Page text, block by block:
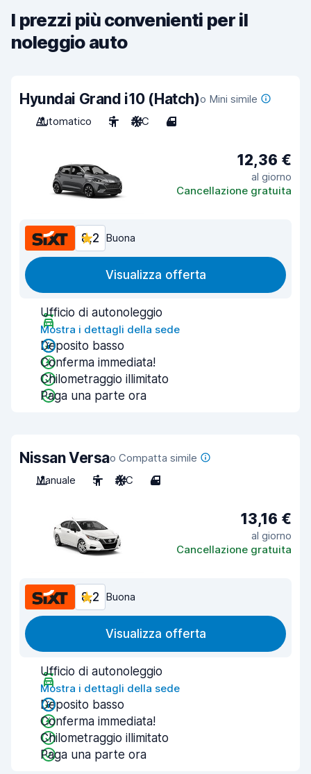
I prezzi più convenienti per il
noleggio auto
Hyundai Grand i10 (Hatch)o Mini simile
Automatico
5 A/C 4
12,36 €
al giorno
Cancellazione gratuita
8,2 Buona
Visualizza offerta
Ufficio di autonoleggio
Mostra i dettagli della sede
Deposito basso
Conferma immediata!
Chilometraggio illimitato
Paga una parte ora
Nissan Versao Compatta simile
Manuale
5 A/C 4
13,16 €
al giorno
Cancellazione gratuita
8,2 Buona
Visualizza offerta
Ufficio di autonoleggio
Mostra i dettagli della sede
Deposito basso
Conferma immediata!
Chilometraggio illimitato
Paga una parte ora